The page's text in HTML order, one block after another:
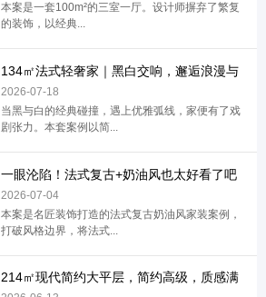
本案是一套100m²的三室一厅。设计师摒弃了繁复
的装饰，以经典...
134㎡法式轻奢家｜黑白交响，邂逅浪漫与
2026-07-18
当黑与白的经典碰撞，遇上优雅弧线，家便有了戏
剧张力。本套案例以简...
一眼沦陷！法式复古+奶油风也太好看了吧
2026-07-04
本案是名匠装饰打造的法式复古奶油风家装案例，
打破风格边界，将法式...
214㎡现代简约大平层，简约高级，质感满